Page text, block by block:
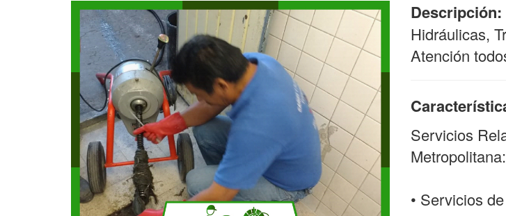
Descripción:
Hidráulicas,
Atención
Servicios
Metropolitana:
• Servicios